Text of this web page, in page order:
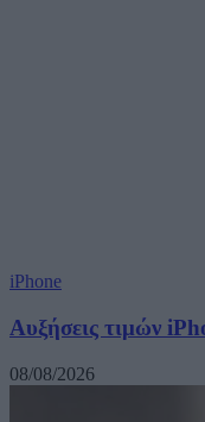
iPhone
Αυξήσεις τιμών
08/08/2026